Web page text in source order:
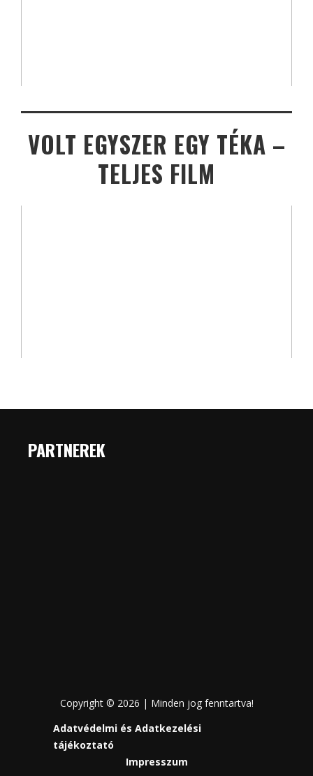
VOLT EGYSZER EGY TÉKA –
TELJES FILM
PARTNEREK
Copyright © 2026 | Minden jog fenntartva!
Adatvédelmi és Adatkezelési
tájékoztató
Impresszum